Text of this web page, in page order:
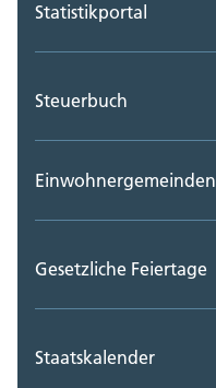
Statistikportal
Steuerbuch
Einwohnergemeinden
Gesetzliche Feiertage
Staatskalender